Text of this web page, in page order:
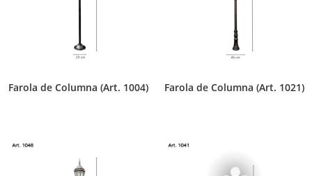
Farola de Columna (Art. 1004) Farola de Columna (Art. 1021)